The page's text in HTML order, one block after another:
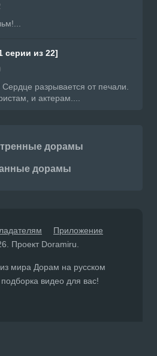
серии из 22]
разрывается от печали.
и актерам....
дорамы
дорамы
Приложение
Проект Doramiru.
мира Дорам на русском
видео для вас!